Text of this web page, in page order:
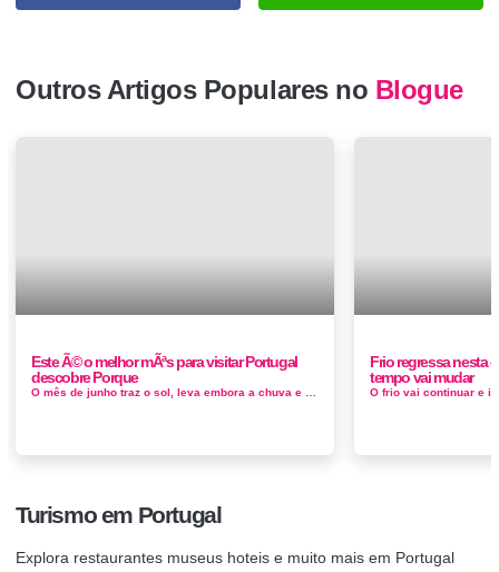
Outros Artigos Populares no Blogue
Este Ã© o melhor mÃªs para visitar Portugal
descobre Porque
Frio regressa nesta
tempo vai mudar
Turismo em Portugal
Explora restaurantes museus hoteis e muito mais em Portugal